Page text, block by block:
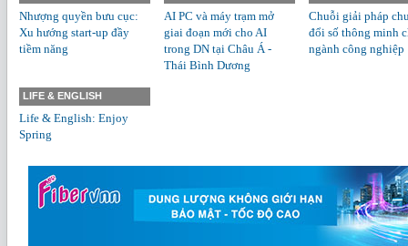
Nhượng quyền bưu cục:
Xu hướng start-up đầy
tiềm năng
AI PC và máy trạm mở
giai đoạn mới cho AI
trong DN tại Châu Á -
Thái Bình Dương
Chuỗi giải pháp
đổi số thông minh
ngành công nghiệp
LIFE & ENGLISH
Life & English: Enjoy
Spring